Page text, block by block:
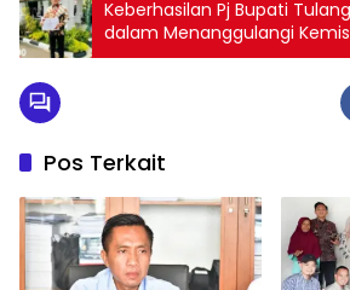
Keberhasilan Pj Bupati
dalam Menanggulangi
Penghargaan Insentif Fiskal
Pos Terkait